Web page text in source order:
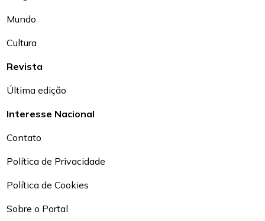
Mundo
Cultura
Revista
Última edição
Interesse Nacional
Contato
Política de Privacidade
Política de Cookies
Sobre o Portal